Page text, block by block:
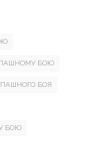
БОЮ
БОЯ
БОЮ